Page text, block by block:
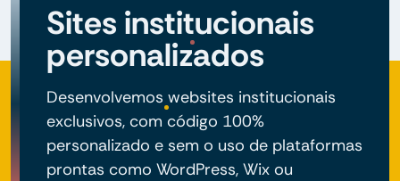
Sites institucionais
personalizados
Desenvolvemos websites institucionais
exclusivos, com código 100%
personalizado e sem o uso de plataformas
prontas como WordPress, Wix ou